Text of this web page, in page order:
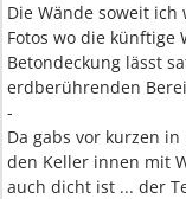
Die Wände soweit
Fotos wo die künftige
Betondeckung lässt
erdberührenden
-
Da gabs vor kurzen
den Keller innen mit
auch dicht ist ... der